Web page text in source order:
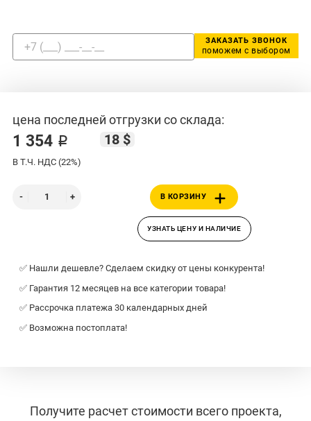
ЗАКАЗАТЬ ЗВОНОК
поможем с выбором
цена последней отгрузки со склада:
1 354 ₽ 18 $
В Т.Ч. НДС (22%)
В КОРЗИНУ
УЗНАТЬ ЦЕНУ И НАЛИЧИЕ
✅ Нашли дешевле? Сделаем скидку от цены конкурента!
✅ Гарантия 12 месяцев на все категории товара!
✅ Рассрочка платежа 30 календарных дней
✅ Возможна постоплата!
Получите расчет стоимости всего проекта,